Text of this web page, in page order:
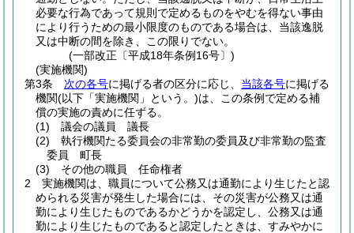
必要な行為であって規則で定めるものをやむを得ない事由
により行うための最小限度のものである場合は、当該逸脱
又は中断の間を除き、この限りでない。
(一部改正〔平成18年条例16号〕)
(実施機関)
第3条
次の各号に掲げる者の区分に応じ、 当該各号に掲げる
機関(以下「実施機関」という。)は、この条例で定める補
償の実施の責めに任ずる。
(1)
議会の議員 議長
(2)
執行機関たる委員会の非常勤の委員及び非常勤の監査
委員 町長
(3)
その他の職員 任命権者
2
実施機関は、職員について公務又は通勤により生じたと認
められる災害が発生した場合には、その災害が公務又は通
勤により生じたものであるかどうかを認定し、公務又は通
勤により生じたものであると認定したときは、すみやかに